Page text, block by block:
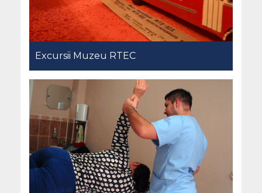
Excursii Muzeu RTEC